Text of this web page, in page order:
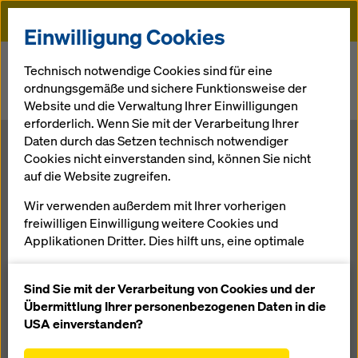
Doka
Newsroom
Schalung im Zusammenspiel mit Traggerüst und fertigen
Bogenabschnitten
Schalung im
Zusammenspie
l mit Traggerüst
und fertigen
Bogenabschnit
Einwilligung Cookies
Technisch notwendige Cookies sind für eine
ordnungsgemäße und sichere Funktionsweise der
Website und die Verwaltung Ihrer Einwilligungen
erforderlich. Wenn Sie mit der Verarbeitung Ihrer
Daten durch das Setzen technisch notwendiger
Cookies nicht einverstanden sind, können Sie nicht
auf die Website zugreifen.
Wir verwenden außerdem mit Ihrer vorherigen
freiwilligen Einwilligung weitere Cookies und
Applikationen Dritter. Dies hilft uns, eine optimale
die Funktionalität unserer Website ständig zu
verbessern (Funktionale und Statistik Cookies),
Sind Sie mit der Verarbeitung von Cookies und der
Übermittlung Ihrer personenbezogenen Daten in die
USA einverstanden?